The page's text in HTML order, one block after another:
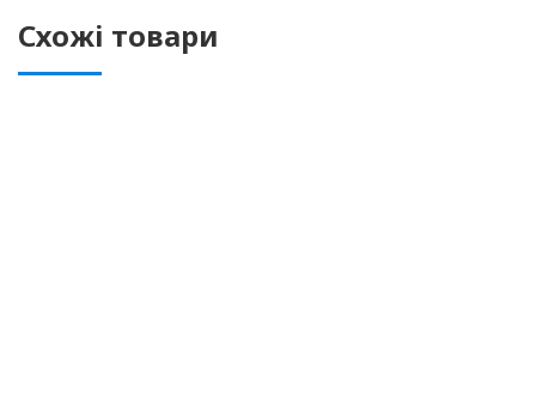
Схожі товари